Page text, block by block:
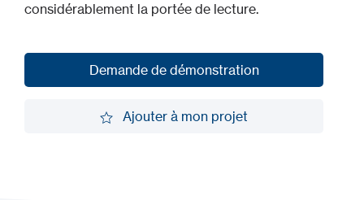
considérablement la portée de lecture.
Demande de démonstration
Ajouter à mon projet